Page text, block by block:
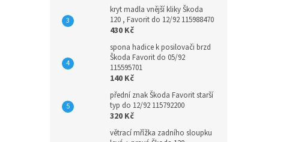
kryt madla vnější kliky Škoda
120 , Favorit do 12/92 115988470
430 Kč
spona hadice k posilovači brzd
Škoda Favorit do 05/92
115595701
140 Kč
přední znak Škoda Favorit starší
typ do 12/92 115792200
320 Kč
větrací mřížka zadního sloupku